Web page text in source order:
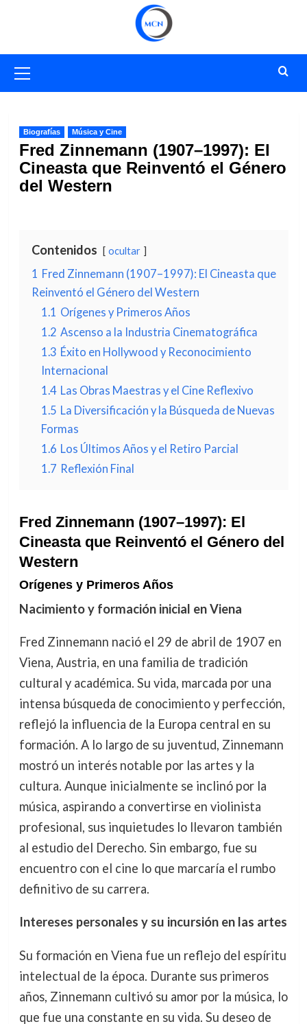
primario
Biografías Música y Cine
Fred Zinnemann (1907–1997): El
Cineasta que Reinventó el Género
del Western
Contenidos ocultar
1 Fred Zinnemann (1907–1997): El Cineasta que
Reinventó el Género del Western
1.1 Orígenes y Primeros Años
1.2 Ascenso a la Industria Cinematográfica
1.3 Éxito en Hollywood y Reconocimiento
Internacional
1.4 Las Obras Maestras y el Cine Reflexivo
1.5 La Diversificación y la Búsqueda de Nuevas
Formas
1.6 Los Últimos Años y el Retiro Parcial
1.7 Reflexión Final
Fred Zinnemann (1907–1997): El
Cineasta que Reinventó el Género del
Western
Orígenes y Primeros Años
Nacimiento y formación inicial en Viena
Fred Zinnemann nació el 29 de abril de 1907 en
Viena, Austria, en una familia de tradición
cultural y académica. Su vida, marcada por una
intensa búsqueda de conocimiento y perfección,
reflejó la influencia de la Europa central en su
formación. A lo largo de su juventud, Zinnemann
mostró un interés notable por las artes y la
cultura. Aunque inicialmente se inclinó por la
música, aspirando a convertirse en violinista
profesional, sus inquietudes lo llevaron también
al estudio del Derecho. Sin embargo, fue su
encuentro con el cine lo que marcaría el rumbo
definitivo de su carrera.
Intereses personales y su incursión en las artes
Su formación en Viena fue un reflejo del espíritu
intelectual de la época. Durante sus primeros
años, Zinnemann cultivó su amor por la música, lo
que fue una constante en su vida. Su deseo de